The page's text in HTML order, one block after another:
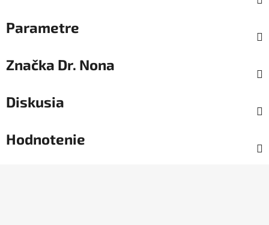
Parametre
Značka Dr. Nona
Diskusia
Hodnotenie